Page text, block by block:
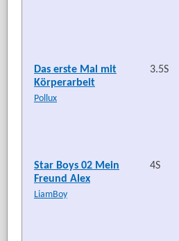
Das erste Mal mit
Körperarbeit
Pollux
3.5S
Star Boys 02 Mein
Freund Alex
LiamBoy
4S